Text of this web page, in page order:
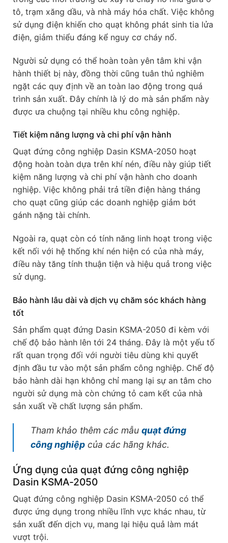
tô, trạm xăng dầu, và nhà máy hóa chất. Việc không
sử dụng điện khiến cho quạt không phát sinh tia lửa
điện, giảm thiểu đáng kể nguy cơ cháy nổ.
Người sử dụng có thể hoàn toàn yên tâm khi vận
hành thiết bị này, đồng thời cũng tuân thủ nghiêm
ngặt các quy định về an toàn lao động trong quá
trình sản xuất. Đây chính là lý do mà sản phẩm này
được ưa chuộng tại nhiều khu công nghiệp.
Tiết kiệm năng lượng và chi phí vận hành
Quạt đứng công nghiệp Dasin KSMA-2050 hoạt
động hoàn toàn dựa trên khí nén, điều này giúp tiết
kiệm năng lượng và chi phí vận hành cho doanh
nghiệp. Việc không phải trả tiền điện hàng tháng
cho quạt cũng giúp các doanh nghiệp giảm bớt
gánh nặng tài chính.
Ngoài ra, quạt còn có tính năng linh hoạt trong việc
kết nối với hệ thống khí nén hiện có của nhà máy,
điều này tăng tính thuận tiện và hiệu quả trong việc
sử dụng.
Bảo hành lâu dài và dịch vụ chăm sóc khách hàng
tốt
Sản phẩm quạt đứng Dasin KSMA-2050 đi kèm với
chế độ bảo hành lên tới 24 tháng. Đây là một yếu tố
rất quan trọng đối với người tiêu dùng khi quyết
định đầu tư vào một sản phẩm công nghiệp. Chế độ
bảo hành dài hạn không chỉ mang lại sự an tâm cho
người sử dụng mà còn chứng tỏ cam kết của nhà
sản xuất về chất lượng sản phẩm.
Tham khảo thêm các mẫu quạt đứng
công nghiệp của các hãng khác.
Ứng dụng của quạt đứng công nghiệp
Dasin KSMA-2050
Quạt đứng công nghiệp Dasin KSMA-2050 có thể
được ứng dụng trong nhiều lĩnh vực khác nhau, từ
sản xuất đến dịch vụ, mang lại hiệu quả làm mát
vượt trội.